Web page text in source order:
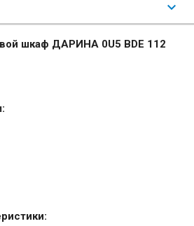
шкаф ДАРИНА 0U5 BDE 112